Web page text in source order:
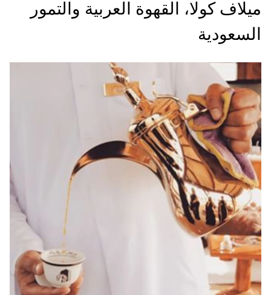
ميلاف كولا، القهوة العربية والتمور
السعودية